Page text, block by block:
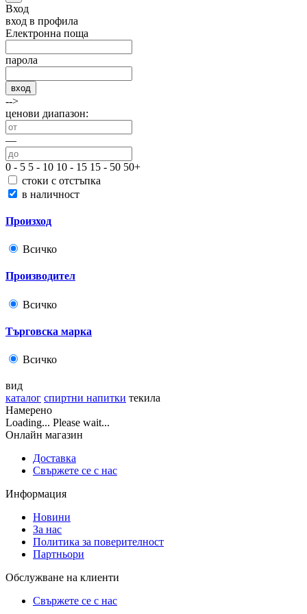
Вход
вход в профила
Електронна поща
парола
вход
-->
ценови диапазон:
—
0 - 5 5 - 10 10 - 15 15 - 50 50+
стоки с отстъпка
в наличност
Произход
Всичко
Производител
Всичко
Търговска марка
Всичко
вид
каталог спиртни напитки текила
Намерено
Loading... Please wait...
Онлайн магазин
Доставка
Свържете се с нас
Информация
Новини
За нас
Политика за поверителност
Партньори
Обслужване на клиенти
Свържете се с нас